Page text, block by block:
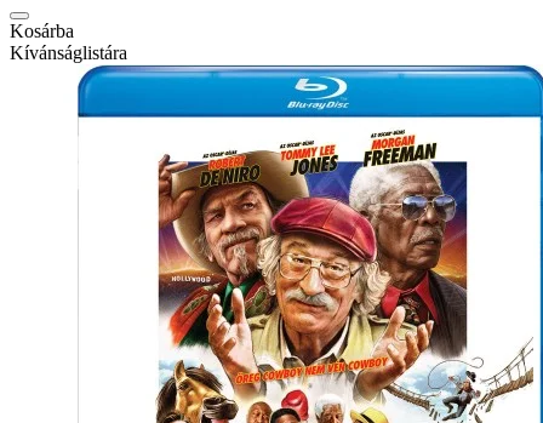
Kosárba
Kívánságlistára